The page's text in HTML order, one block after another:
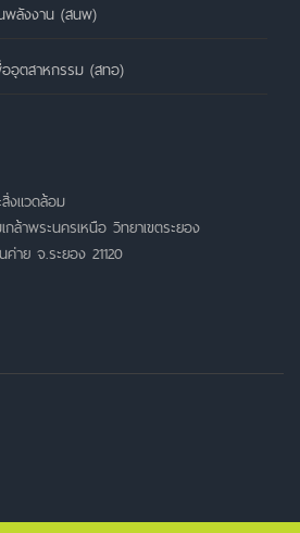
พลังงาน (สนพ)
อุตสาหกรรม (สทอ)
งแวดล้อม
กล้าพระนครเหนือ วิทยาเขตระยอง
าย จ.ระยอง 21120